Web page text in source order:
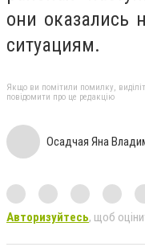
они оказались
ситуациям.
Якщо ви помітили помилку,
повідомити про це редакцію
Осадчая Яна
Авторизуйтесь, щоб